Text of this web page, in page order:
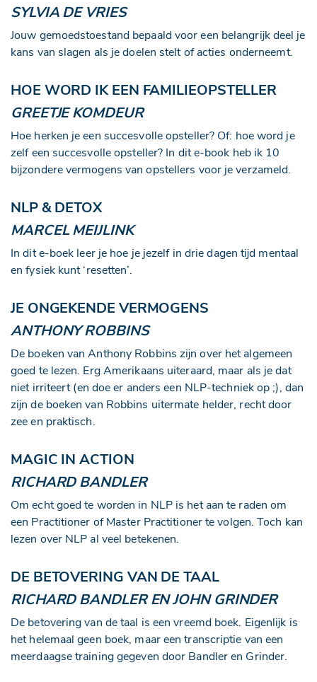
SYLVIA DE VRIES
Jouw gemoedstoestand bepaald voor een belangrijk deel je
kans van slagen als je doelen stelt of acties onderneemt.
HOE WORD IK EEN FAMILIEOPSTELLER
GREETJE KOMDEUR
Hoe herken je een succesvolle opsteller? Of: hoe word je
zelf een succesvolle opsteller? In dit e-book heb ik 10
bijzondere vermogens van opstellers voor je verzameld.
NLP & DETOX
MARCEL MEIJLINK
In dit e-boek leer je hoe je jezelf in drie dagen tijd mentaal
en fysiek kunt ‘resetten’.
JE ONGEKENDE VERMOGENS
ANTHONY ROBBINS
De boeken van Anthony Robbins zijn over het algemeen
goed te lezen. Erg Amerikaans uiteraard, maar als je dat
niet irriteert (en doe er anders een NLP-techniek op ;), dan
zijn de boeken van Robbins uitermate helder, recht door
zee en praktisch.
MAGIC IN ACTION
RICHARD BANDLER
Om echt goed te worden in NLP is het aan te raden om
een Practitioner of Master Practitioner te volgen. Toch kan
lezen over NLP al veel betekenen.
DE BETOVERING VAN DE TAAL
RICHARD BANDLER EN JOHN GRINDER
De betovering van de taal is een vreemd boek. Eigenlijk is
het helemaal geen boek, maar een transcriptie van een
meerdaagse training gegeven door Bandler en Grinder.